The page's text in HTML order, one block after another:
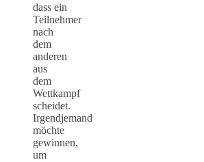
dass ein
Teilnehmer
nach
dem
anderen
aus
dem
Wettkampf
scheidet.
Irgendjemand
möchte
gewinnen,
um